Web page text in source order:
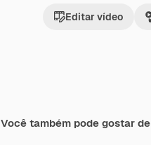
Editar vídeo
Você também pode gostar de